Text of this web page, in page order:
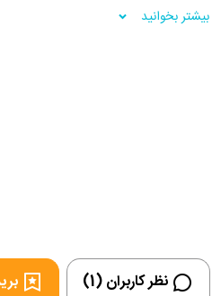
بیشتر بخوانید
نظر کاربران (1)